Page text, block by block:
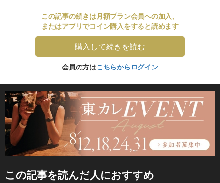
この記事の続きは月額プラン会員への加入、
またはアプリでコイン購入をすると読めます
購入して続きを読む
会員の方はこちらからログイン
この記事を読んだ人におすすめ